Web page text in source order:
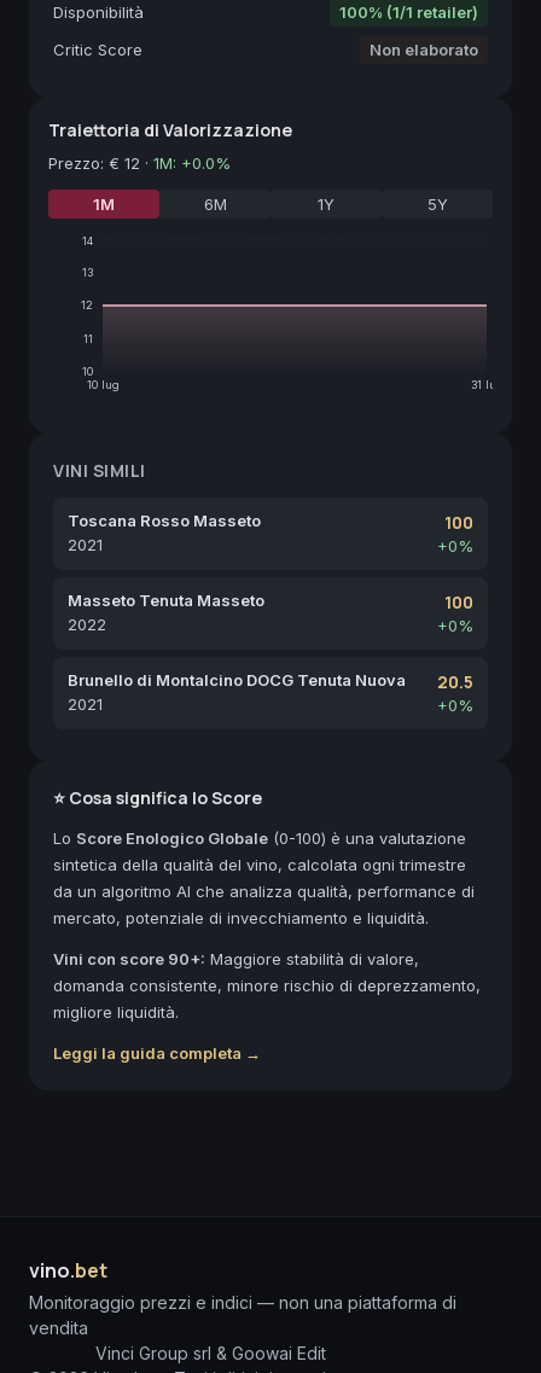
Disponibilità
100% (1/1 retailer)
Critic Score
Non elaborato
Traiettoria di Valorizzazione
Prezzo: € 12 · 1M: +0.0%
1M 6M 1Y 5Y
10 lug 31 lug
10
11
12
13
14
VINI SIMILI
Toscana Rosso Masseto
2021
100
+0%
Masseto Tenuta Masseto
2022
100
+0%
Brunello di Montalcino DOCG Tenuta Nuova
2021
20.5
+0%
⭐ Cosa significa lo Score
Lo Score Enologico Globale (0-100) è una valutazione
sintetica della qualità del vino, calcolata ogni trimestre
da un algoritmo AI che analizza qualità, performance di
mercato, potenziale di invecchiamento e liquidità.
Vini con score 90+: Maggiore stabilità di valore,
domanda consistente, minore rischio di deprezzamento,
migliore liquidità.
Leggi la guida completa →
vino.bet
Monitoraggio prezzi e indici — non una piattaforma di
vendita
Vinci Group srl & Goowai Edit